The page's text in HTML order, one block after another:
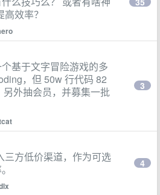
效率？
基于文字冒险游戏的多
，但 50w 行代码 82
外抽会员，并募集一批
3
三方低价渠道，作为可选
4